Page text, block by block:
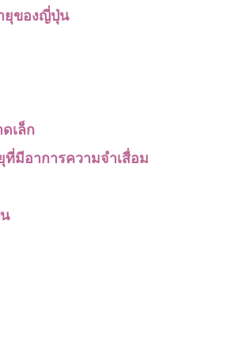
ยุของญี่ปุ่น
เล็ก
มีอาการความจำเสื่อม